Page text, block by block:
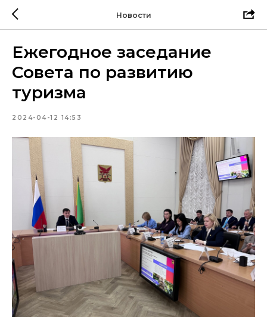
Новости
Ежегодное заседание
Совета по развитию
туризма
2024-04-12 14:53